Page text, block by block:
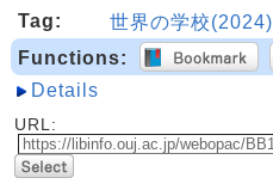
Tag: 世界の学校(2024)
Functions:
Details
URL: